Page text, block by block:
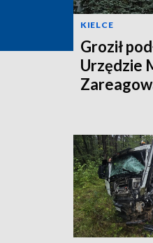
KIELCE
Groził
Urzędzie